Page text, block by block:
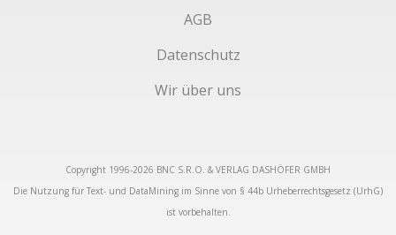
AGB
Datenschutz
Wir über uns
Copyright 1996-2026 BNC S.R.O. & VERLAG DASHÖFER GMBH
Die Nutzung für Text- und DataMining im Sinne von § 44b Urheberrechtsgesetz (UrhG)
ist vorbehalten.